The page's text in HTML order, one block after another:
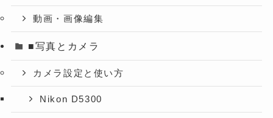
動画・画像編集
■写真とカメラ
カメラ設定と使い方
Nikon D5300